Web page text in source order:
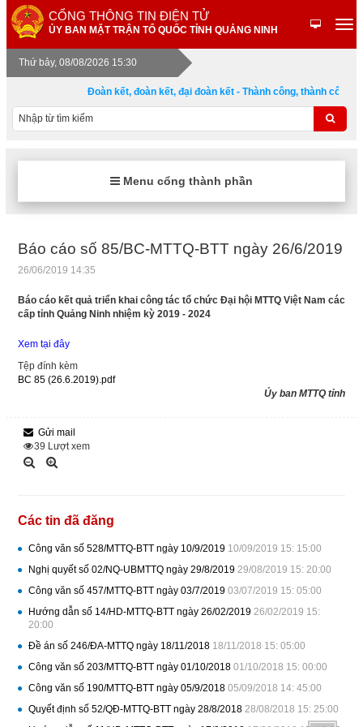
CỔNG THÔNG TIN ĐIỆN TỬ
ỦY BAN MẶT TRẬN TỔ QUỐC TỈNH QUẢNG NINH
Thứ bảy, 08/08/2026 15:30
Đoàn kết, đoàn kết, đại đoàn kết - Thành công, thành công,
Menu cổng thành phần
Báo cáo số 85/BC-MTTQ-BTT ngày 26/6/2019
26/06/2019 14:35
Báo cáo kết quả triển khai công tác tổ chức Đại hội MTTQ Việt Nam các
cấp tỉnh Quảng Ninh nhiệm kỳ 2019 - 2024
Xem tại đây
Tệp đính kèm
BC 85 (26.6.2019).pdf
Ủy ban MTTQ tỉnh
Gửi mail
39 Lượt xem
Các tin đã đăng
Công văn số 528/MTTQ-BTT ngày 10/9/2019 10/09/2019 15: 15:00
Nghị quyết số 02/NQ-UBMTTQ ngày 29/8/2019 29/08/2019 15: 20:00
Công văn số 457/MTTQ-BTT ngày 03/7/2019 03/07/2019 15: 05:00
Hướng dẫn số 14/HD-MTTQ-BTT ngày 26/02/2019 26/02/2019 15:
20:00
Đề án số 246/ĐA-MTTQ ngày 18/11/2018 18/11/2018 15: 05:00
Công văn số 203/MTTQ-BTT ngày 01/10/2018 01/10/2018 15: 00:00
Công văn số 190/MTTQ-BTT ngày 05/9/2018 05/09/2018 14: 45:00
Quyết định số 52/QĐ-MTTQ-BTT ngày 28/8/2018 28/08/2018 15: 25:00